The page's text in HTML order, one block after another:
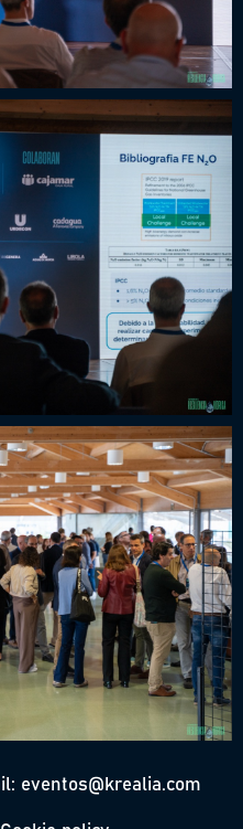
eventos@krealia.com